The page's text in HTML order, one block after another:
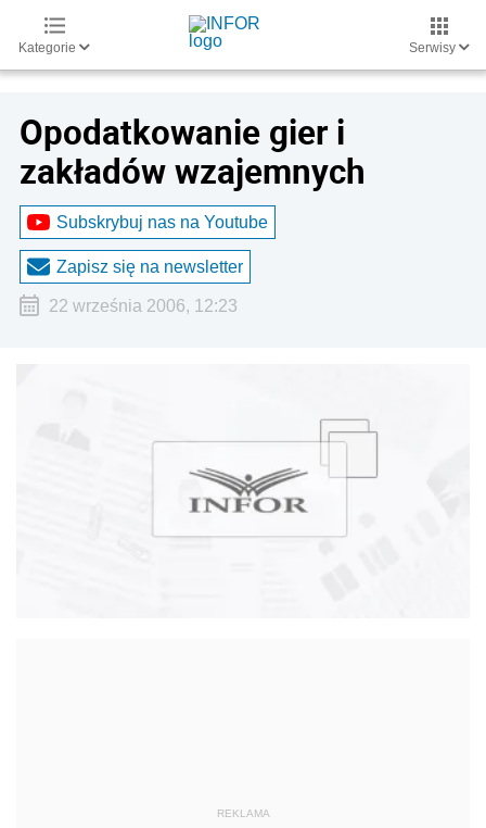
Kategorie Serwisy
Opodatkowanie gier i
zakładów wzajemnych
Subskrybuj nas na Youtube
Zapisz się na newsletter
22 września 2006, 12:23